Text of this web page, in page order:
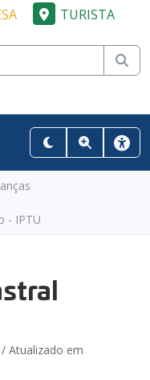
TURISTA
- IPTU
/ Atualizado em